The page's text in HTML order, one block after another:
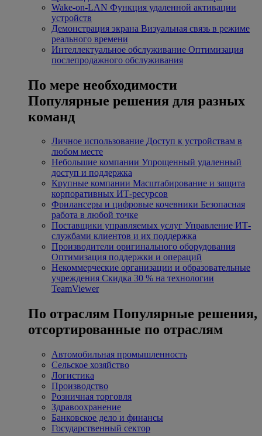
Wake-on-LAN Функция удаленной активации
устройств
Демонстрация экрана Визуальная связь в режиме
реального времени
Интеллектуальное обслуживание Оптимизация
послепродажного обслуживания
По мере необходимости
Популярные решения для разных
команд
Личное использование Доступ к устройствам в
любом месте
Небольшие компании Упрощенный удаленный
доступ и поддержка
Крупные компании Масштабирование и защита
корпоративных ИТ-ресурсов
Фрилансеры и цифровые кочевники Безопасная
работа в любой точке
Поставщики управляемых услуг Управление ИТ-
службами клиентов и их поддержка
Производители оригинального оборудования
Оптимизация поддержки и операций
Некоммерческие организации и образовательные
учреждения Скидка 30 % на технологии
TeamViewer
По отраслям Популярные решения,
отсортированные по отраслям
Автомобильная промышленность
Сельское хозяйство
Логистика
Производство
Розничная торговля
Здравоохранение
Банковское дело и финансы
Государственный сектор